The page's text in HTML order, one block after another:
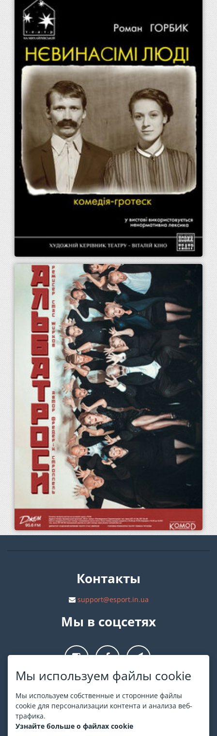
Мы используем файлы cookie
Мы используем собственные и сторонние файлы
cookie для персонализации контента и анализа веб-
трафика.
Узнайте больше о файлах cookie
Контакты
support@esport.in.ua
Мы в соцсетях
О ESPORT
На ESPORT.in.ua представлена афиша Киева и других
городов Украины. Все билеты продаются официально. Мы
работаем непосредственно с кассами.